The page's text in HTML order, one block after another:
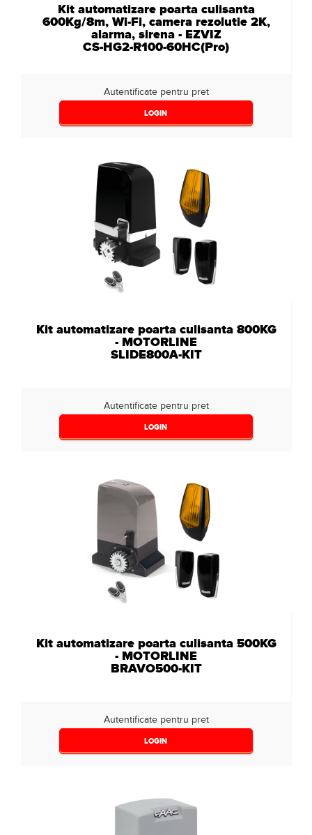
Kit automatizare poarta culisanta
600Kg/8m, Wi-Fi, camera rezolutie 2K,
alarma, sirena - EZVIZ
CS-HG2-R100-60HC(Pro)
Autentificate pentru pret
LOGIN
Kit automatizare poarta culisanta 800KG
- MOTORLINE
SLIDE800A-KIT
Autentificate pentru pret
LOGIN
Kit automatizare poarta culisanta 500KG
- MOTORLINE
BRAVO500-KIT
Autentificate pentru pret
LOGIN